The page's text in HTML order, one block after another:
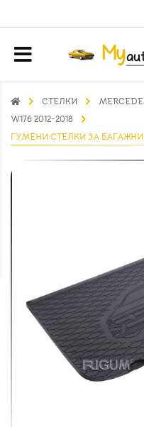
СТЕЛКИ
W176 2012-2018
ГУМЕНИ СТЕЛКИ ЗА БАГАЖНИК